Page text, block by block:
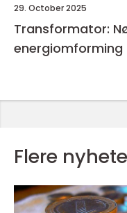
29. October 2025
Transformator:
energiomforming
Flere